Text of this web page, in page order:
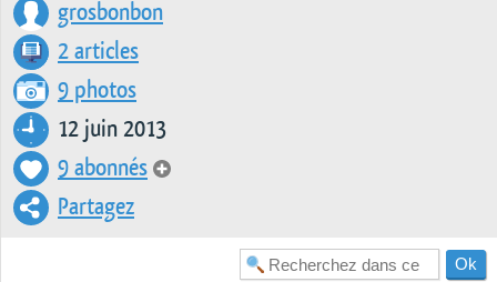
grosbonbon
2 articles
9 photos
12 juin 2013
9 abonnés
Partagez